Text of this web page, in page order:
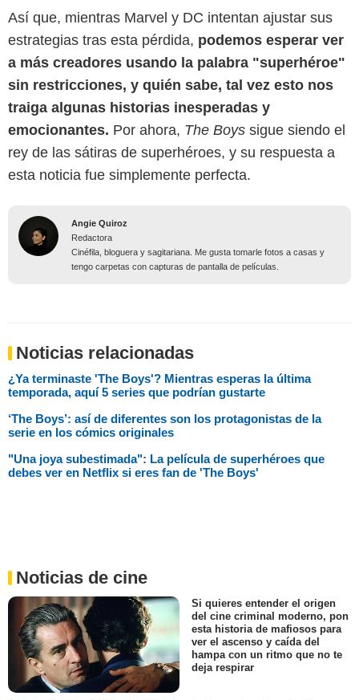
Así que, mientras Marvel y DC intentan ajustar sus
estrategias tras esta pérdida, podemos esperar ver
a más creadores usando la palabra "superhéroe"
sin restricciones, y quién sabe, tal vez esto nos
traiga algunas historias inesperadas y
emocionantes. Por ahora, The Boys sigue siendo el
rey de las sátiras de superhéroes, y su respuesta a
esta noticia fue simplemente perfecta.
Angie Quiroz
Redactora
Cinéfila, bloguera y sagitariana. Me gusta tomarle fotos a casas y
tengo carpetas con capturas de pantalla de películas.
Noticias relacionadas
¿Ya terminaste 'The Boys'? Mientras esperas la última
temporada, aquí 5 series que podrían gustarte
‘The Boys’: así de diferentes son los protagonistas de la
serie en los cómics originales
"Una joya subestimada": La película de superhéroes que
debes ver en Netflix si eres fan de 'The Boys'
Noticias de cine
Si quieres entender el origen
del cine criminal moderno, pon
esta historia de mafiosos para
ver el ascenso y caída del
hampa con un ritmo que no te
deja respirar